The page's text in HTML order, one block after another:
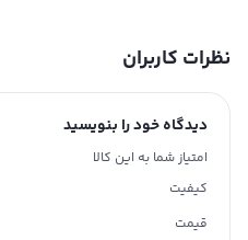
نظرات کاربران
دیدگاه خود را بنویسید
امتیاز شما به این کالا
کیفیت
قیمت